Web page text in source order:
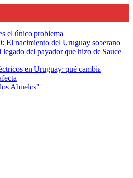
el único problema
El nacimiento del Uruguay soberano
del payador que hizo de Sauce
en Uruguay: qué cambia
Abuelos"